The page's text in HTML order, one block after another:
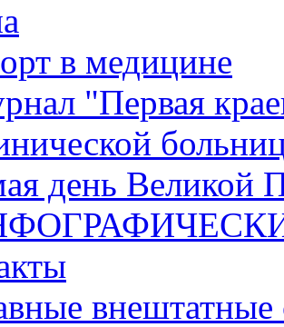
в медицине
"Первая
день Великой
внештатные